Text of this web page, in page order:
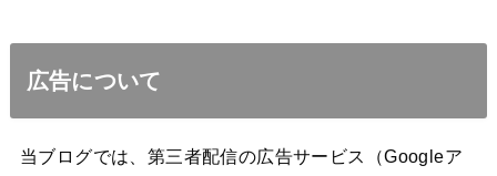
広告について
当ブログでは、第三者配信の広告サービス（Googleア